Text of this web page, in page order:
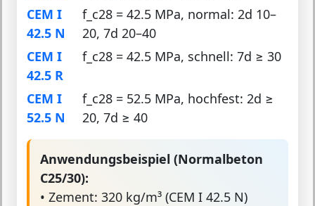
CEM I
42.5 N
f_c28 = 42.5 MPa, normal: 2d 10–
20, 7d 20–40
CEM I
42.5 R
f_c28 = 42.5 MPa, schnell: 7d ≥ 30
CEM I
52.5 N
f_c28 = 52.5 MPa, hochfest: 2d ≥
20, 7d ≥ 40
Anwendungsbeispiel (Normalbeton
C25/30):
• Zement: 320 kg/m³ (CEM I 42.5 N)